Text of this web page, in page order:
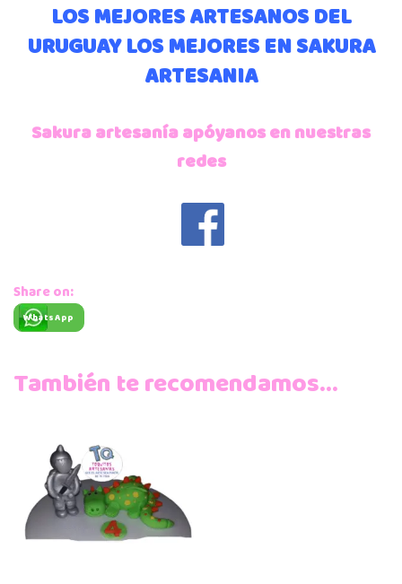
LOS MEJORES ARTESANOS DEL
URUGUAY LOS MEJORES EN SAKURA
ARTESANIA
Sakura artesanía apóyanos en nuestras
redes
Share on:
WhatsApp
También te recomendamos…